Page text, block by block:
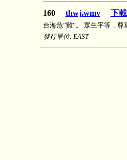
160 thwj.wmv 下載
台海危”雞”。 眾生平等，尊
發行單位: EAST